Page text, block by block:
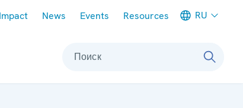
Impact News Events Resources RU
Поиск